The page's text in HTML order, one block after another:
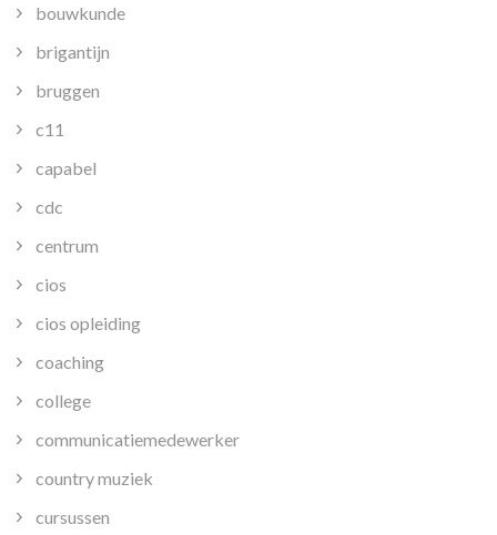
bouwkunde
brigantijn
bruggen
c11
capabel
cdc
centrum
cios
cios opleiding
coaching
college
communicatiemedewerker
country muziek
cursussen